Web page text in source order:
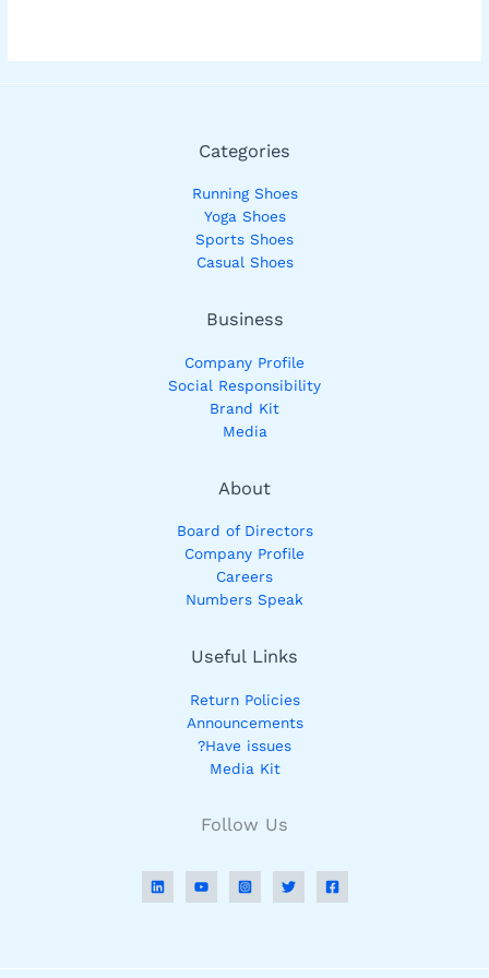
Categories
Running Shoes
Yoga Shoes
Sports Shoes
Casual Shoes
Business
Company Profile
Social Responsibility
Brand Kit
Media
About
Board of Directors
Company Profile
Careers
Numbers Speak
Useful Links
Return Policies
Announcements
Have issues?
Media Kit
Follow Us